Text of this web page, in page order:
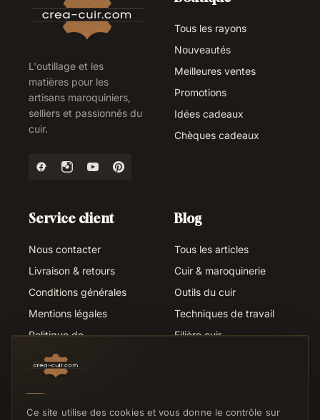
L'outillage et les
matières pour les
artisans maroquiniers,
selliers et passionnés du
cuir.
Tous les rayons
Nouveautés
Meilleures ventes
Promotions
Idées cadeaux
Chèques cadeaux
Service client
Nous contacter
Livraison & retours
Conditions générales
Mentions légales
Politique de
Suivi de commande
Liens utiles
Blog
Tous les articles
Cuir & maroquinerie
Outils du cuir
Techniques de travail
Filière cuir
Ce site utilise des cookies et vous donne le contrôle sur